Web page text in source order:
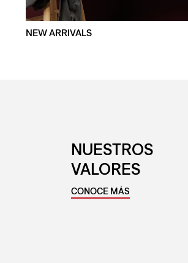
NEW ARRIVALS
NUESTROS
VALORES
CONOCE MÁS